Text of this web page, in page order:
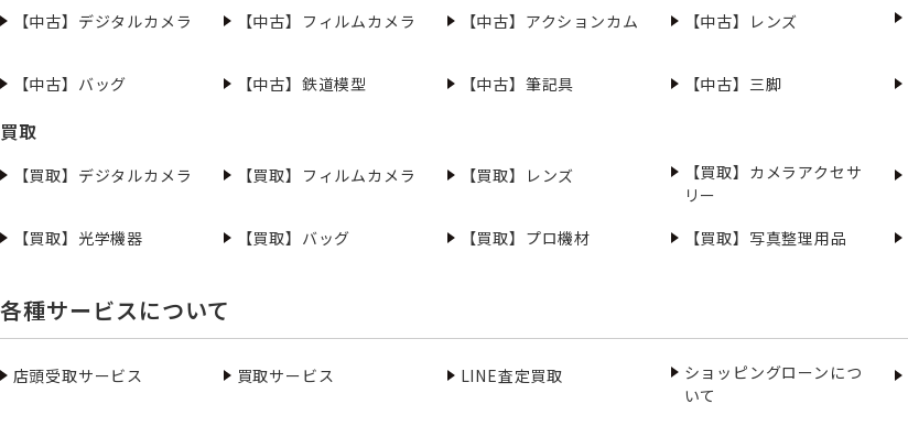
【中古】デジタルカメラ 【中古】フィルムカメラ 【中古】アクションカム 【中古】レンズ
【中古】バッグ 【中古】鉄道模型 【中古】筆記具 【中古】三脚
買取
【買取】デジタルカメラ 【買取】フィルムカメラ 【買取】レンズ
【買取】カメラアクセサ
リー
【買取】光学機器
【買取】バッグ 【買取】プロ機材 【買取】写真整理用品
各種サービスについて
店頭受取サービス 買取サービス LINE査定買取
ショッピングローンにつ
いて